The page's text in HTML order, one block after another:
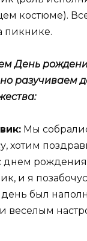
костюме).
пикнике.
День
разучиваем
Мы
хотим
днем
и я
был
веселым